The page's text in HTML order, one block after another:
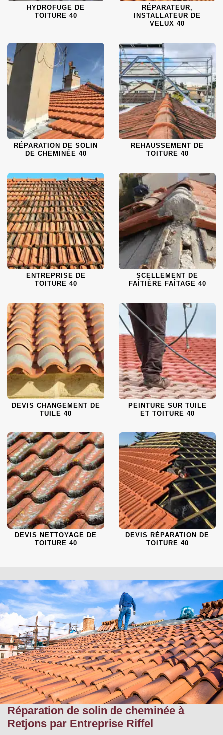
HYDROFUGE DE
TOITURE 40
RÉPARATEUR,
INSTALLATEUR DE
VELUX 40
RÉPARATION DE SOLIN
DE CHEMINÉE 40
REHAUSSEMENT DE
TOITURE 40
ENTREPRISE DE
TOITURE 40
SCELLEMENT DE
FAÎTIÈRE FAÎTAGE 40
DEVIS CHANGEMENT DE
TUILE 40
PEINTURE SUR TUILE
ET TOITURE 40
DEVIS NETTOYAGE DE
TOITURE 40
DEVIS RÉPARATION DE
TOITURE 40
Réparation de solin de cheminée à
Retjons par Entreprise Riffel